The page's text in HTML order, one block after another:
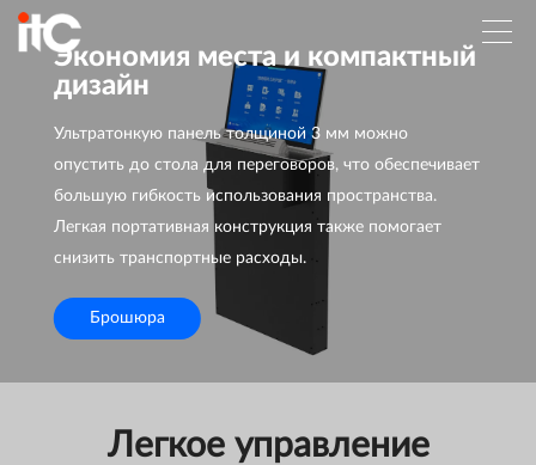
Экономия места и компактный
дизайн
Ультратонкую панель толщиной 3 мм можно
опустить до стола для переговоров, что обеспечивает
большую гибкость использования пространства.
Легкая портативная конструкция также помогает
снизить транспортные расходы.
Брошюра
Легкое управление